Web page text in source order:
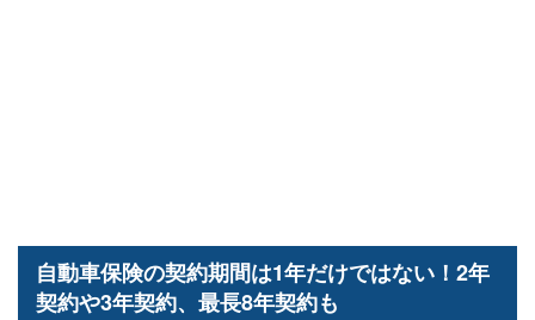
自動車保険の契約期間は1年だけではない！2年
契約や3年契約、最長8年契約も